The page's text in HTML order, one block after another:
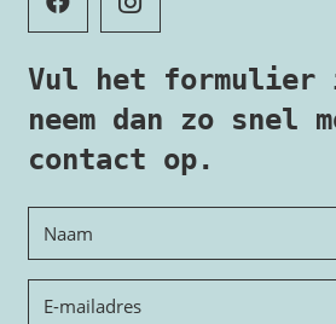
Vul het
neem dan zo snel
contact op.
Naam